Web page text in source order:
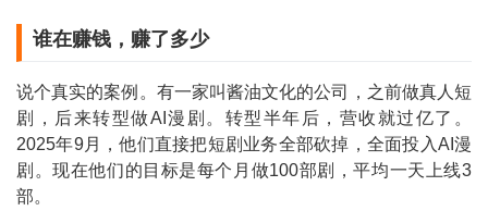
谁在赚钱，赚了多少
说个真实的案例。有一家叫酱油文化的公司，之前做真人短
剧，后来转型做AI漫剧。转型半年后，营收就过亿了。
2025年9月，他们直接把短剧业务全部砍掉，全面投入AI漫
剧。现在他们的目标是每个月做100部剧，平均一天上线3
部。